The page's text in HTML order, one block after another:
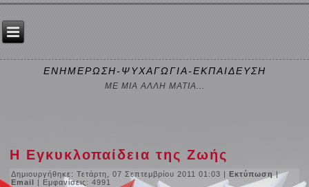
ΕΝΗΜΕΡΩΣΗ-ΨΥΧΑΓΩΓΙΑ-ΕΚΠΑΙΔΕΥΣΗ
ΜΕ ΜΙΑ ΑΛΛΗ ΜΑΤΙΑ...
Η Εγκυκλοπαίδεια της Ζωής
Δημιουργήθηκε: Τετάρτη, 07 Σεπτεμβρίου 2011 01:03 |Εκτύπωση|
Email | Εμφανίσεις: 4991